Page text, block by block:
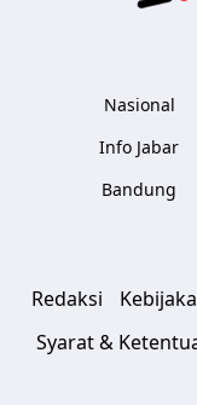
Nasional
Info Jabar
Bandung
Redaksi
Syarat &